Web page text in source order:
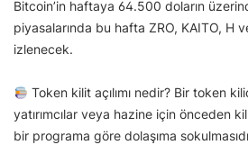
Bitcoin’in haftaya 64.500 doların
piyasalarında bu hafta ZRO, KAITO, H ve
izlenecek.
Token kilit açılımı nedir? Bir token
yatırımcılar veya hazine için önceden
bir programa göre dolaşıma